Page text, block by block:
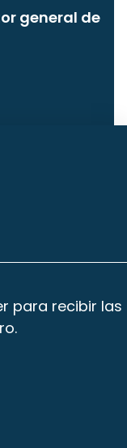
general de
para recibir las